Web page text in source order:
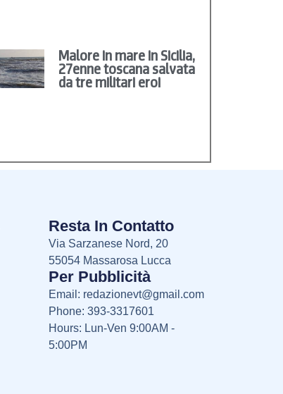
Malore in mare in Sicilia,
27enne toscana salvata
da tre militari eroi
Resta In Contatto
Via Sarzanese Nord, 20
55054 Massarosa Lucca
Per Pubblicità
Email: redazionevt@gmail.com
Phone: 393-3317601
Hours: Lun-Ven 9:00AM -
5:00PM